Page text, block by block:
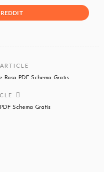
Rosa PDF Schema Gratis
Schema Gratis